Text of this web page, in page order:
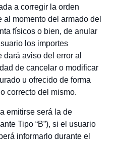
a corregir la orden
momento del armado del
físicos o bien, de anular
los importes
aviso del error al
de cancelar o modificar
u ofrecido de forma
correcto del mismo.
emitirse será la de
Tipo “B”), si el usuario
informarlo durante el